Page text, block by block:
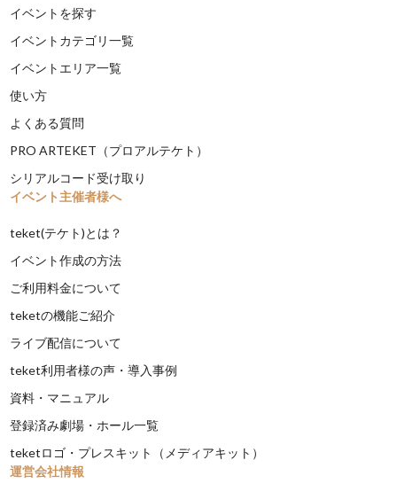
イベントを探す
イベントカテゴリ一覧
イベントエリア一覧
使い方
よくある質問
PRO ARTEKET（プロアルテケト）
シリアルコード受け取り
イベント主催者様へ
teket(テケト)とは？
イベント作成の方法
ご利用料金について
teketの機能ご紹介
ライブ配信について
teket利用者様の声・導入事例
資料・マニュアル
登録済み劇場・ホール一覧
teketロゴ・プレスキット（メディアキット）
運営会社情報